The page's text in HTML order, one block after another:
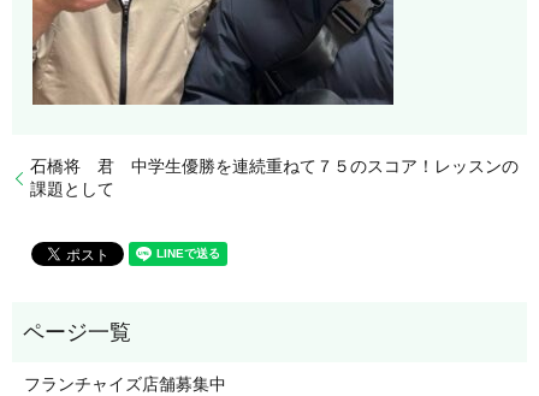
石橋将 君 中学生優勝を連続重ねて７５のスコア！レッスンの
課題として
フランチャイズ店舗募集中